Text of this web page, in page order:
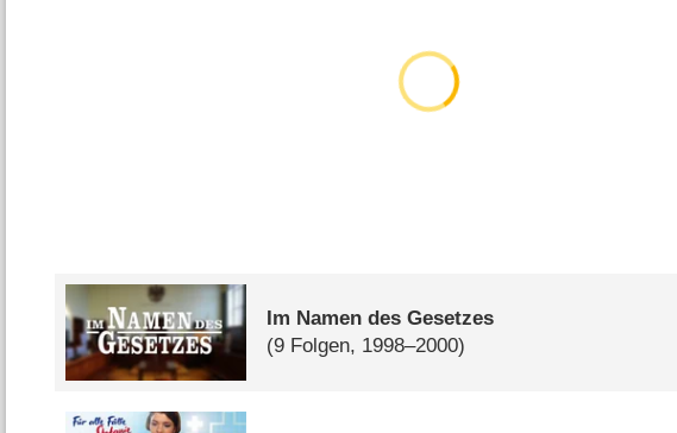
Im Namen des Gesetzes
(9 Folgen, 1998–2000)